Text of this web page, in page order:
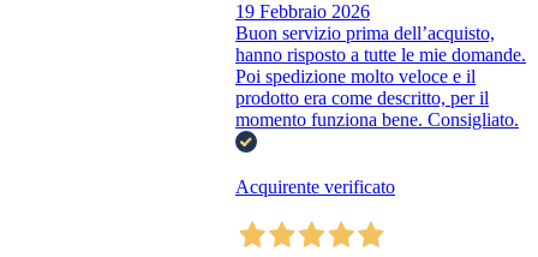
19 Febbraio 2026
Buon servizio prima dell’acquisto,
hanno risposto a tutte le mie domande.
Poi spedizione molto veloce e il
prodotto era come descritto, per il
momento funziona bene. Consigliato.
Acquirente verificato